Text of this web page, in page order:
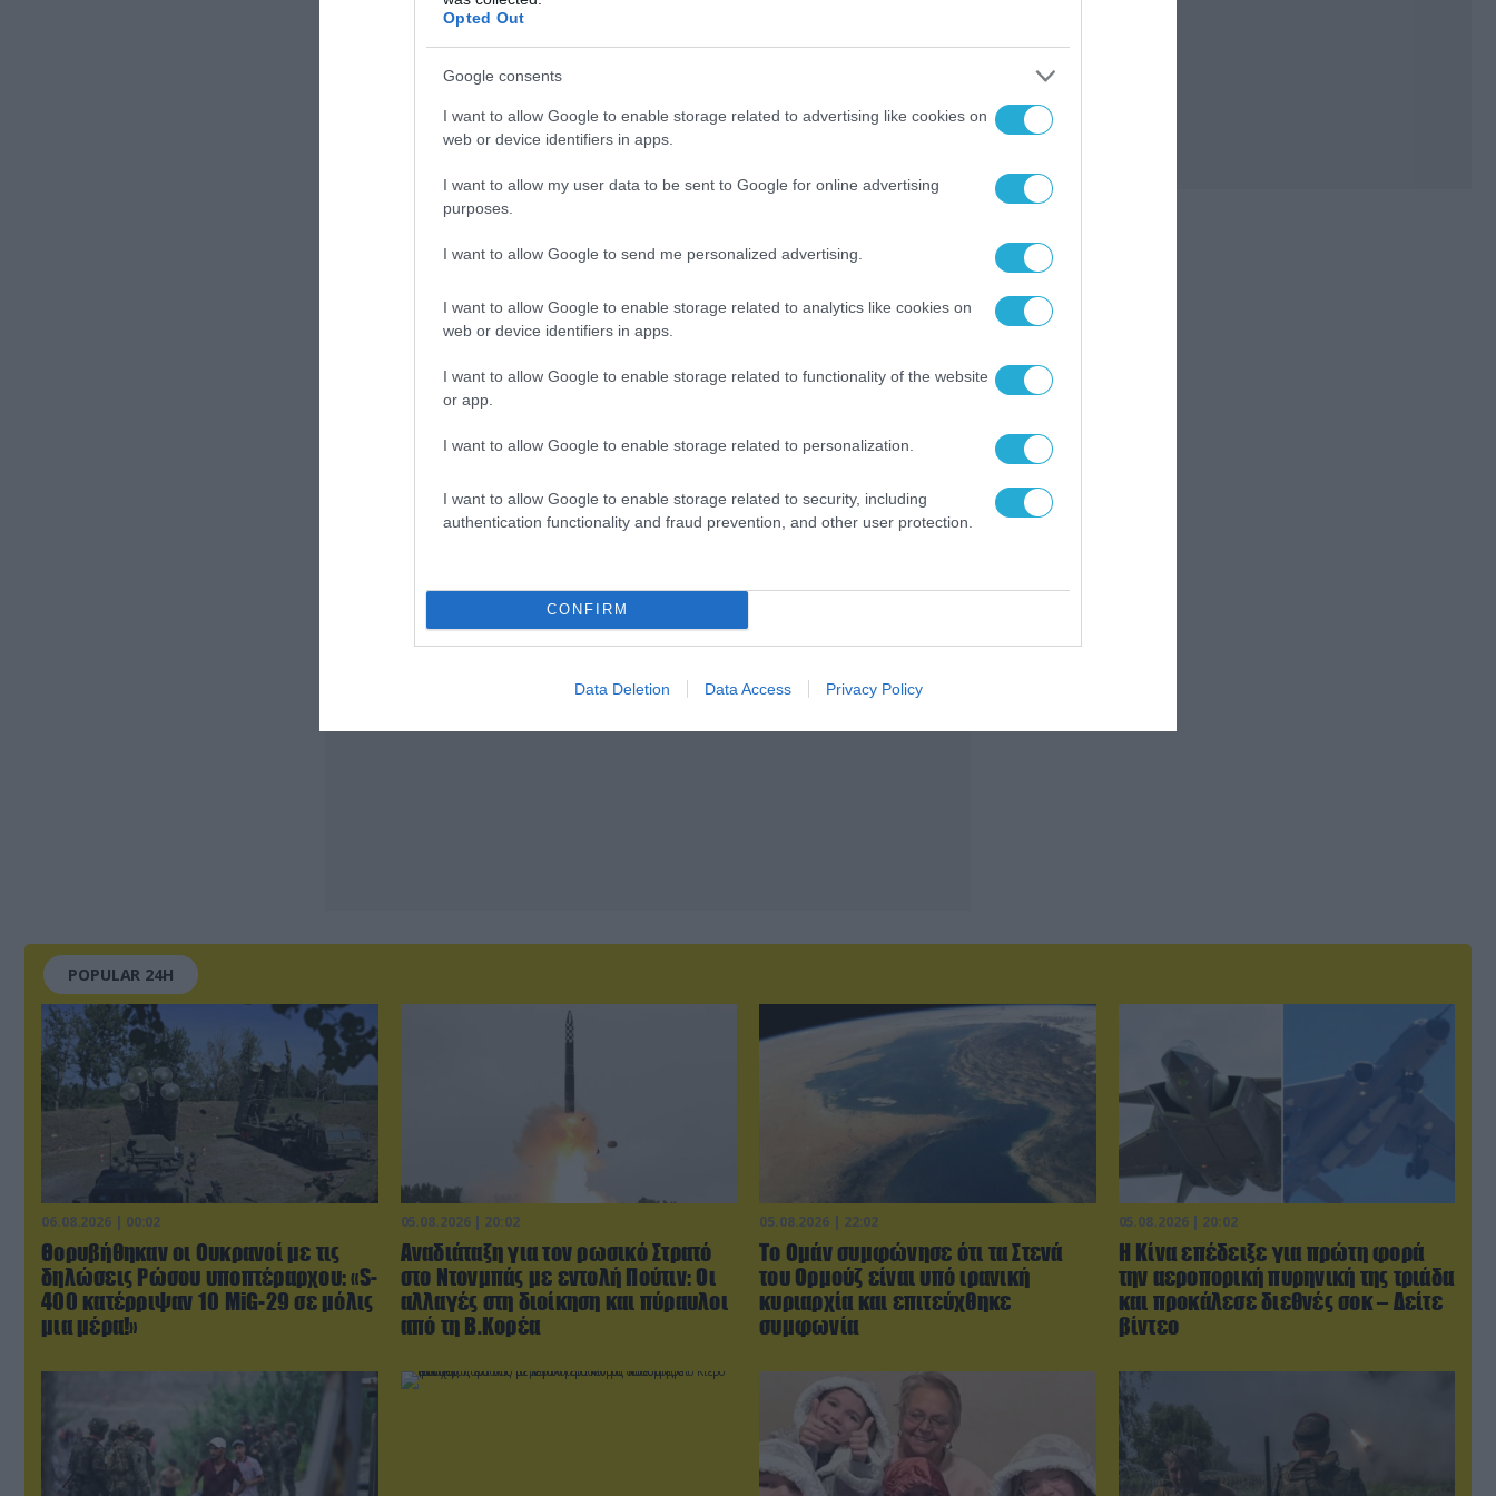
Opted Out
Google consents
I want to allow Google to enable storage related to advertising like cookies on
web or device identifiers in apps.
I want to allow my user data to be sent to Google for online advertising
purposes.
I want to allow Google to send me personalized advertising.
I want to allow Google to enable storage related to analytics like cookies on
web or device identifiers in apps.
I want to allow Google to enable storage related to functionality of the website
or app.
I want to allow Google to enable storage related to personalization.
I want to allow Google to enable storage related to security, including
authentication functionality and fraud prevention, and other user protection.
CONFIRM
Data Deletion Data Access Privacy Policy
ΣΧΟΛΙΑΣΤΕ ΤΟ ΑΡΘΡΟ
POPULAR 24H
06.08.2026 | 00:02
Θορυβήθηκαν οι Ουκρανοί με τις
δηλώσεις Ρώσου υποπτέραρχου: «S-
400 κατέρριψαν 10 MiG-29 σε μόλις
μια μέρα!»
05.08.2026 | 20:02
Αναδιάταξη για τον ρωσικό Στρατό
στο Ντονμπάς με εντολή Πούτιν: Οι
αλλαγές στη διοίκηση και πύραυλοι
από τη Β.Κορέα
05.08.2026 | 22:02
Το Ομάν συμφώνησε ότι τα Στενά
του Ορμούζ είναι υπό ιρανική
κυριαρχία και επιτεύχθηκε
συμφωνία
05.08.2026 | 20:02
Η Κίνα επέδειξε για πρώτη φορά
την αεροπορική πυρηνική της τριάδα
και προκάλεσε διεθνές σοκ – Δείτε
βίντεο